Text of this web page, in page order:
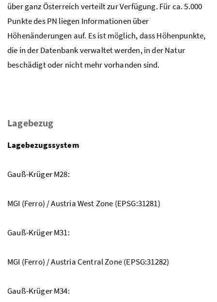
über ganz Österreich verteilt zur Verfügung. Für ca. 5.000
Punkte des PN liegen Informationen über
Höhenänderungen auf. Es ist möglich, dass Höhenpunkte,
die in der Datenbank verwaltet werden, in der Natur
beschädigt oder nicht mehr vorhanden sind.
Lagebezug
Lagebezugssystem
Gauß-Krüger M28:
MGI (Ferro) / Austria West Zone (EPSG:31281)
Gauß-Krüger M31:
MGI (Ferro) / Austria Central Zone (EPSG:31282)
Gauß-Krüger M34: